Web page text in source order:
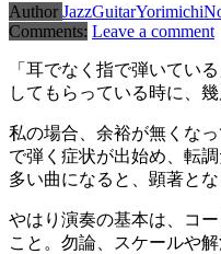
Author
Comments: Leave a comment
「耳でなく指で弾いてい
してもらっている時に、
私の場合、余裕が無くな
で弾く症状が出始め、転
多い曲になると、顕著とな
やはり演奏の基本は、コ
こと。勿論、スケールや